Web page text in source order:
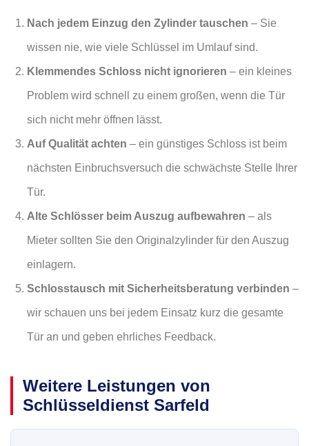
Nach jedem Einzug den Zylinder tauschen – Sie
wissen nie, wie viele Schlüssel im Umlauf sind.
Klemmendes Schloss nicht ignorieren – ein kleines
Problem wird schnell zu einem großen, wenn die Tür
sich nicht mehr öffnen lässt.
Auf Qualität achten – ein günstiges Schloss ist beim
nächsten Einbruchsversuch die schwächste Stelle Ihrer
Tür.
Alte Schlösser beim Auszug aufbewahren – als
Mieter sollten Sie den Originalzylinder für den Auszug
einlagern.
Schlosstausch mit Sicherheitsberatung verbinden –
wir schauen uns bei jedem Einsatz kurz die gesamte
Tür an und geben ehrliches Feedback.
Weitere Leistungen von
Schlüsseldienst Sarfeld